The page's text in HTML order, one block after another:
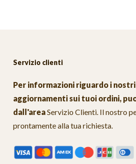
Servizio clienti
Per informazioni riguardo i
aggiornamenti sui tuoi ordini,
dall'areaServizio Clienti. Il nostro
prontamente alla tua richiesta.